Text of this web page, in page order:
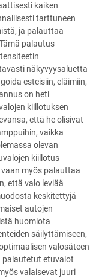
kaiken
tarttuneen
ja palauttaa
palautus
näkyvyysaluetta
esteisiin, eläimiin,
on heti
kiillotuksen
että he olisivat
vaikka
olevan
kiillotus
myös palauttaa
että valo leviää
keskitettyjä
autojen
huomiota
säilyttämiseen,
valosäteen
palautetut etuvalot
valaisevat juuri